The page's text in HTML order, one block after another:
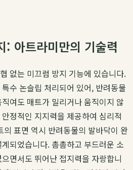
: 아트라미만의 기술력
없는 미끄럼 방지 기능에 있습니다.
수 논슬립 처리되어 있어, 반려동물
여도 매트가 밀리거나 움직이지 않
정적인 지지력을 제공하여 심리적
표면 역시 반려동물의 발바닥이 완
되었습니다. 촘촘하고 부드러운 소
면서도 뛰어난 접지력을 자랑합니